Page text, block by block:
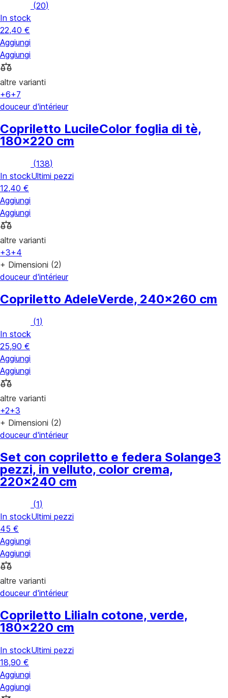
(20)
In stock
22,40 €
Aggiungi
Aggiungi
altre varianti
+6+7
douceur d'intérieur
Copriletto LucileColor foglia di tè,
180x220 cm
(138)
In stockUltimi pezzi
12,40 €
Aggiungi
Aggiungi
altre varianti
+3+4
+ Dimensioni (2)
douceur d'intérieur
Copriletto AdeleVerde, 240x260 cm
(1)
In stock
25,90 €
Aggiungi
Aggiungi
altre varianti
+2+3
+ Dimensioni (2)
douceur d'intérieur
Set con copriletto e federa Solange3
pezzi, in velluto, color crema,
220x240 cm
(1)
In stockUltimi pezzi
45 €
Aggiungi
Aggiungi
altre varianti
douceur d'intérieur
Copriletto LiliaIn cotone, verde,
180x220 cm
In stockUltimi pezzi
18,90 €
Aggiungi
Aggiungi